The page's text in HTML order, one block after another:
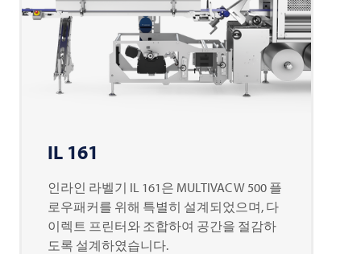
IL 161
인라인 라벨기 IL 161은 MULTIVACW 500 플
로우패커를 위해 특별히 설계되었으며, 다
이렉트 프린터와 조합하여 공간을 절감하
도록 설계하였습니다.